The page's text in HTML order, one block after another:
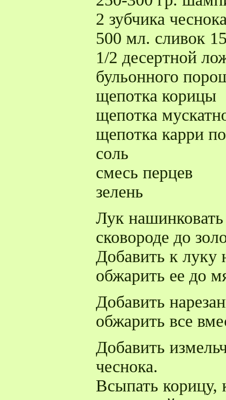
2 зубчика
500 мл. сливок
1/2 десертной
бульонного
щепотка корицы
щепотка
щепотка карри
соль
смесь перцев
зелень
Лук
сковороде до
Добавить к луку
обжарить ее до
Добавить
обжарить все
Добавить
чеснока.
Всыпать корицу,